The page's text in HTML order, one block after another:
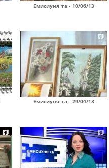
Емисиуня та - 10/06/13
Емисиуня та - 29/04/13